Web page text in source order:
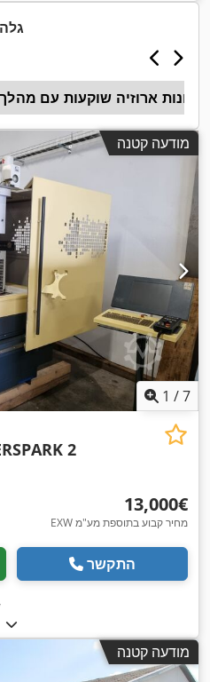
מכונות ארוזיה שוקעות עם מהלך אורך
מודעה קטנה
1 /7
2
‏13,000 ‏€
EXW מחיר קבוע בתוספת מע"מ
התקשר
,
מודעה קטנה